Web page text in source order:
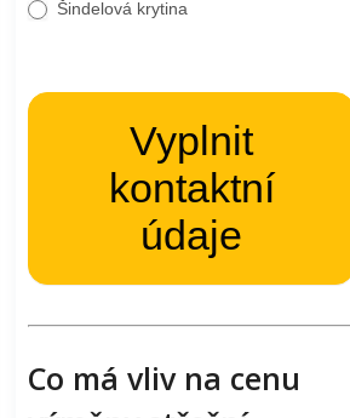
Šindelová krytina
Vyplnit
kontaktní
údaje
Co má vliv na cenu